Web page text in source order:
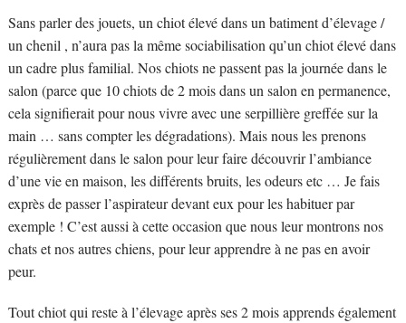
Sans parler des jouets, un chiot élevé dans un batiment d’élevage /
un chenil , n’aura pas la même sociabilisation qu’un chiot élevé dans
un cadre plus familial. Nos chiots ne passent pas la journée dans le
salon (parce que 10 chiots de 2 mois dans un salon en permanence,
cela signifierait pour nous vivre avec une serpillière greffée sur la
main … sans compter les dégradations). Mais nous les prenons
régulièrement dans le salon pour leur faire découvrir l’ambiance
d’une vie en maison, les différents bruits, les odeurs etc … Je fais
exprès de passer l’aspirateur devant eux pour les habituer par
exemple ! C’est aussi à cette occasion que nous leur montrons nos
chats et nos autres chiens, pour leur apprendre à ne pas en avoir
peur.
Tout chiot qui reste à l’élevage après ses 2 mois apprends également